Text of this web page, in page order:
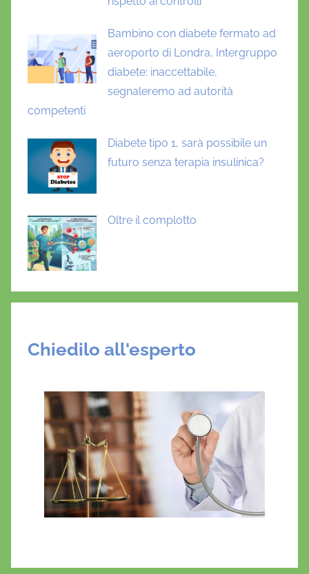
Bambino con diabete fermato ad
aeroporto di Londra, Intergruppo
diabete: inaccettabile,
segnaleremo ad autorità
competenti
Diabete tipo 1, sarà possibile un
futuro senza terapia insulinica?
Oltre il complotto
Chiedilo all'esperto